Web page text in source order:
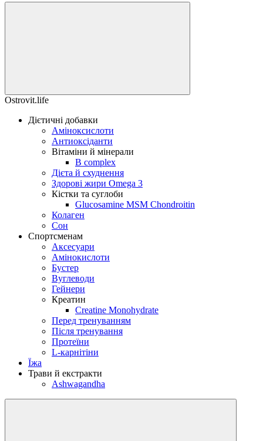
Ostrovit.life
Дієтичні добавки
Аміноксислоти
Антиоксіданти
Вітаміни й мінерали
B complex
Дієта й схуднення
Здорові жири Omega 3
Кістки та суглоби
Glucosamine MSM Chondroitin
Колаген
Сон
Спортсменам
Аксесуари
Амінокислоти
Бустер
Вуглеводи
Гейнери
Креатин
Creatine Monohydrate
Перед тренуванням
Після тренування
Протеїни
L-карнітіни
Їжа
Трави й екстракти
Ashwagandha